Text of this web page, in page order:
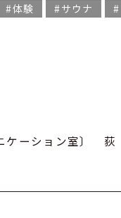
体験 サウナ
ケーション室〕 荻